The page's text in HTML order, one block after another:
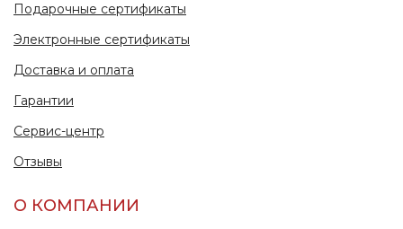
Подарочные сертификаты
Электронные сертификаты
Доставка и оплата
Гарантии
Сервис-центр
Отзывы
О КОМПАНИИ